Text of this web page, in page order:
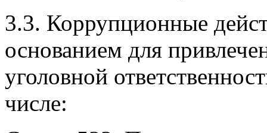
3.3. Коррупционные
основанием для
уголовной
числе: